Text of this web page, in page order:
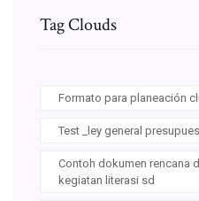
Tag Clouds
Formato para planeación
Test _ley general
Contoh dokumen rencana
kegiatan literasi sd